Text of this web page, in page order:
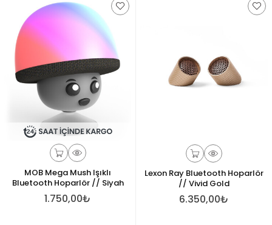
MOB Mega Mush Işıklı
Bluetooth Hoparlör // Siyah
1.750,00₺
Lexon Ray Bluetooth Hoparlör
// Vivid Gold
6.350,00₺